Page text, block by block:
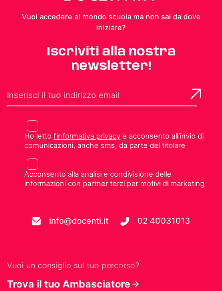
Vuoi accedere al mondo scuola ma non sai da dove
iniziare?
Iscriviti alla nostra
newsletter!
Ho letto l'informativa privacye acconsento all'invio di
comunicazioni, anche sms, da parte del titolare
Acconsento alla analisi e condivisione delle
informazioni con partner terzi per motivi di marketing
info@docenti.it 02 40031013
Vuoi un consiglio sul tuo percorso?
Trova il tuo Ambasciatore